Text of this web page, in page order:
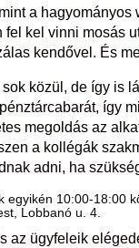
a
fel kel vinni mosás
kendővel. És
közül, de így is
így
megoldás az
a kollégák
adni, ha
egyikén 10:00-18:00
Lobbanó u. 4.
az ügyfeleik